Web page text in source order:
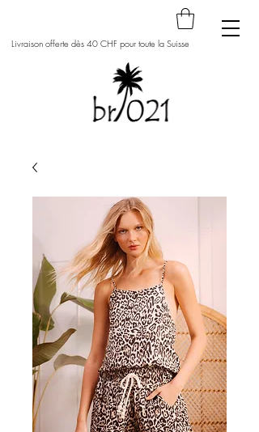
Livraison offerte dès 40 CHF pour toute la Suisse